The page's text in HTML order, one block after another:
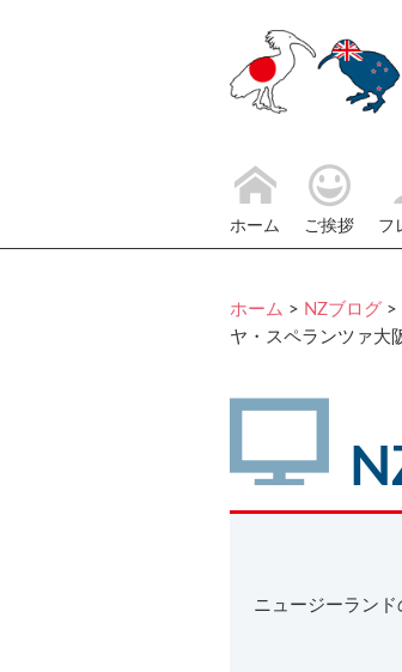
ホーム ご挨拶 フ
ホーム > NZブログ >
ヤ・スペランツァ大
ニュージーラン